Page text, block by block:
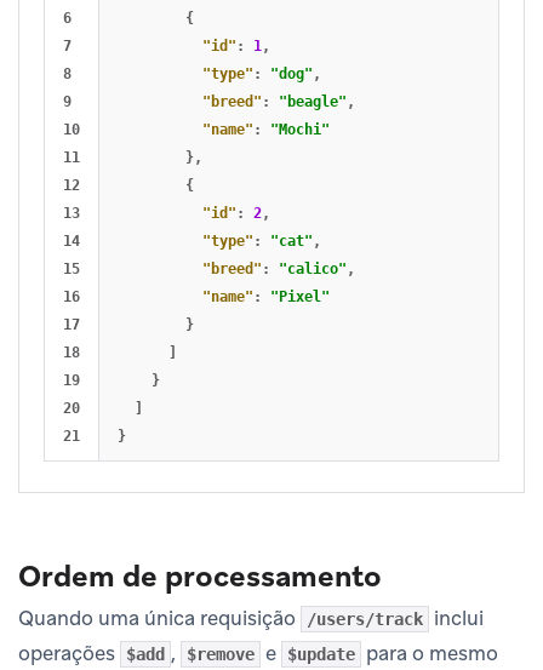
6
7
8
9
10
11
12
13
14
15
16
17
18
19
20
{
"id" : 1,
"type" : "dog" ,
"breed" : "beagle" ,
"name" :
"Mochi"
},
{
"id" : 2,
"type" : "cat" ,
"breed" : "calico" ,
"name" :
"Pixel"
}
}
}
Ordem de processamento
Quando uma única requisição /users/track
inclui
operações
$add , $remove e $update
para o mesmo